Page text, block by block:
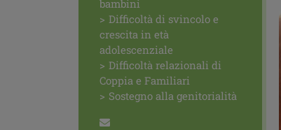
bambini
Difficoltà di svincolo e
crescita in età
adolescenziale
Difficoltà relazionali di
Coppia e Familiari
Sostegno alla genitorialità